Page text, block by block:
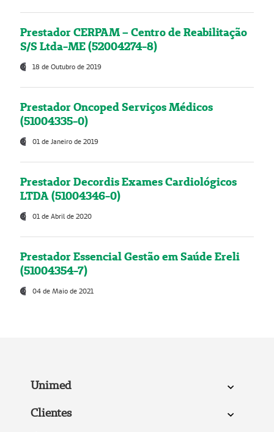
Prestador CERPAM – Centro de Reabilitação
S/S Ltda-ME (52004274-8)
18 de Outubro de 2019
Prestador Oncoped Serviços Médicos
(51004335-0)
01 de Janeiro de 2019
Prestador Decordis Exames Cardiológicos
LTDA (51004346-0)
01 de Abril de 2020
Prestador Essencial Gestão em Saúde Ereli
(51004354-7)
04 de Maio de 2021
Unimed
Clientes